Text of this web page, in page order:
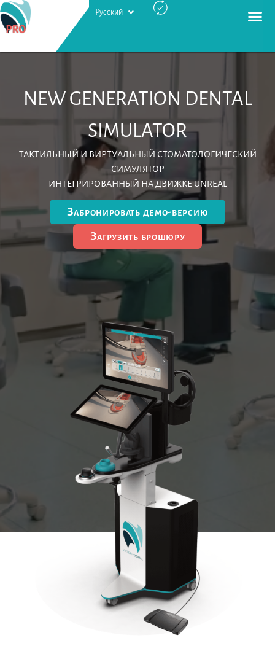
Русский
Português
NEW GENERATION DENTAL
SIMULATOR
ТАКТИЛЬНЫЙ И ВИРТУАЛЬНЫЙ СТОМАТОЛОГИЧЕСКИЙ
СИМУЛЯТОР
ИНТЕГРИРОВАННЫЙ НА ДВИЖКЕ UNREAL
Забронировать демо-версию
Загрузить брошюру